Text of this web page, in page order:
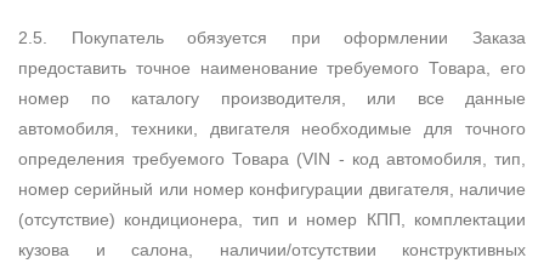
2.5. Покупатель обязуется при оформлении Заказа
предоставить точное наименование требуемого Товара, его
номер по каталогу производителя, или все данные
автомобиля, техники, двигателя необходимые для точного
определения требуемого Товара (VIN - код автомобиля, тип,
номер серийный или номер конфигурации двигателя, наличие
(отсутствие) кондиционера, тип и номер КПП, комплектации
кузова и салона, наличии/отсутствии конструктивных